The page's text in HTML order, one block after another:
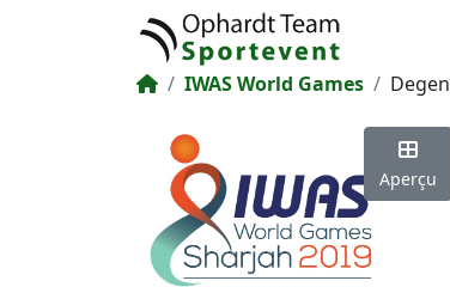
IWAS World Games Degen
Aperçu